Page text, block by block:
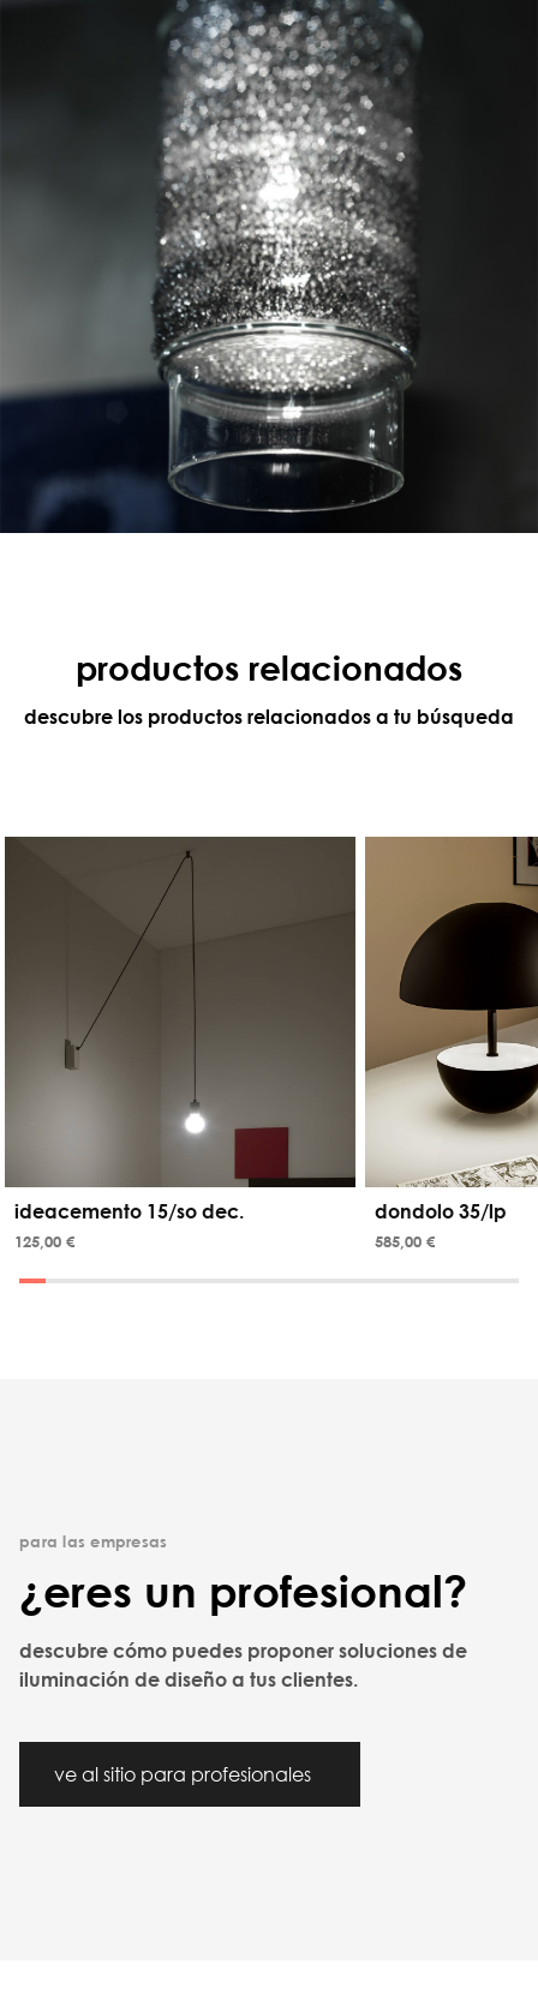
productos relacionados
descubre los productos relacionados a tu búsqueda
ideacemento 15/so dec.
125,00 €
dondolo 35/lp
585,00 €
para las empresas
¿eres un profesional?
descubre cómo puedes proponer soluciones de
iluminación de diseño a tus clientes.
ve al sitio para profesionales